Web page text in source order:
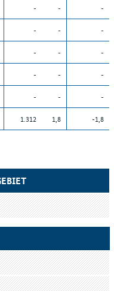
- - -
- - -
- - -
- - -
- - -
1.312 1,8 -1,8